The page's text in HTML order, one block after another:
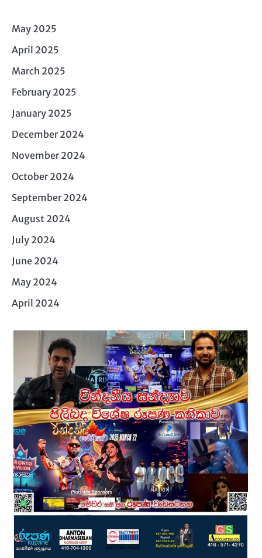
May 2025
April 2025
March 2025
February 2025
January 2025
December 2024
November 2024
October 2024
September 2024
August 2024
July 2024
June 2024
May 2024
April 2024